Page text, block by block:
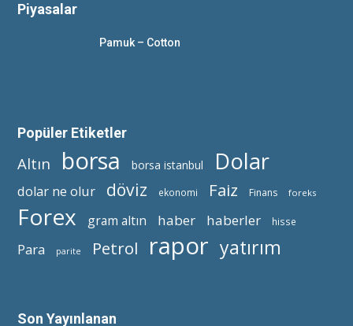
Piyasalar
Pamuk – Cotton
Popüler Etiketler
Altın borsa borsa istanbul Dolar
dolar ne olur döviz ekonomi Faiz Finans foreks
Forex gram altın haber haberler hisse
Para parite Petrol rapor yatırım
Son Yayınlanan